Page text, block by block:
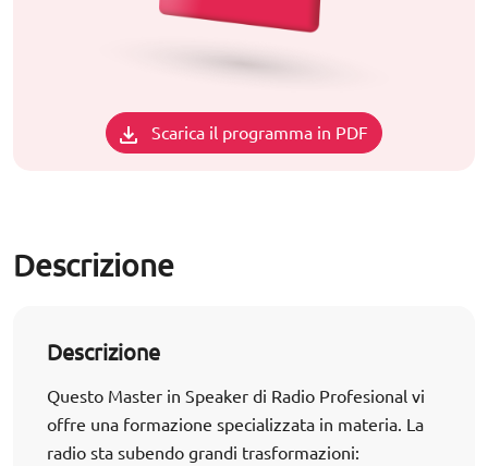
Scarica il programma in PDF
Descrizione
Descrizione
Questo Master in Speaker di Radio Profesional vi
offre una formazione specializzata in materia. La
radio sta subendo grandi trasformazioni: